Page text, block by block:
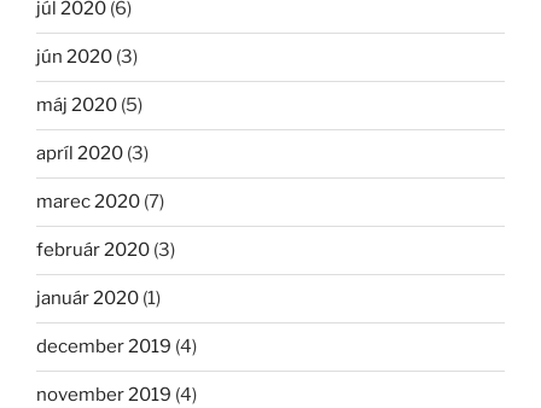
júl 2020 (6)
jún 2020 (3)
máj 2020 (5)
apríl 2020 (3)
marec 2020 (7)
február 2020 (3)
január 2020 (1)
december 2019 (4)
november 2019 (4)